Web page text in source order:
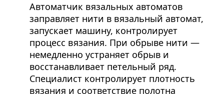
Автоматчик вязальных автоматов
заправляет нити в вязальный автомат,
запускает машину, контролирует
процесс вязания. При обрыве нити —
немедленно устраняет обрыв и
восстанавливает петельный ряд.
Специалист контролирует плотность
вязания и соответствие полотна